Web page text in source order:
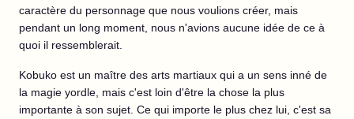
caractère du personnage que nous voulions créer, mais
pendant un long moment, nous n'avions aucune idée de ce à
quoi il ressemblerait.
Kobuko est un maître des arts martiaux qui a un sens inné de
la magie yordle, mais c'est loin d'être la chose la plus
importante à son sujet. Ce qui importe le plus chez lui, c'est sa